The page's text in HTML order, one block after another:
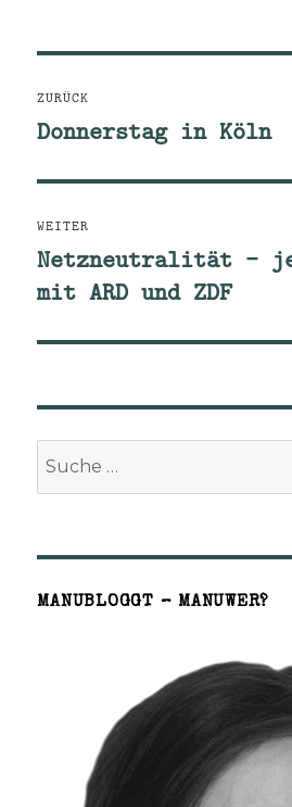
ZURÜCK
Vorheriger
Donnerstag in Köln
WEITER
Nächster
Beitrag:
Netzneutralität –
mit ARD und ZDF
MANUBLOGGT – MANUWER?